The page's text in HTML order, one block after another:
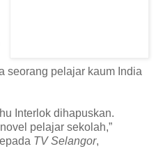
seorang pelajar kaum India
Interlok dihapuskan.
pelajar sekolah,”
TV Selangor,